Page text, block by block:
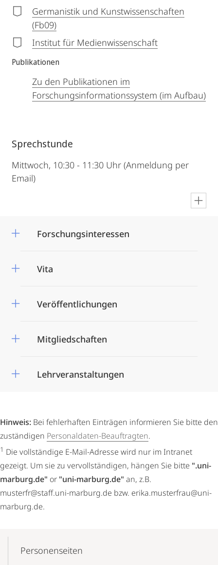
Germanistik und Kunstwissenschaften
(Fb09)
Institut für Medienwissenschaft
Publikationen
Zu den Publikationen im
Forschungsinformationssystem (im Aufbau)
Sprechstunde
Mittwoch, 10:30 - 11:30 Uhr (Anmeldung per
Email)
Forschungsinteressen
Vita
Veröffentlichungen
Mitgliedschaften
Lehrveranstaltungen
Hinweis: Bei fehlerhaften Einträgen informieren Sie bitte den
zuständigen Personaldaten-Beauftragten.
1 Die vollständige E-Mail-Adresse wird nur im Intranet
gezeigt. Um sie zu vervollständigen, hängen Sie bitte ".uni-
marburg.de" or "uni-marburg.de" an, z.B.
musterfr@staff.uni-marburg.de bzw. erika.musterfrau@uni-
marburg.de.
NavigationPersonenseiten